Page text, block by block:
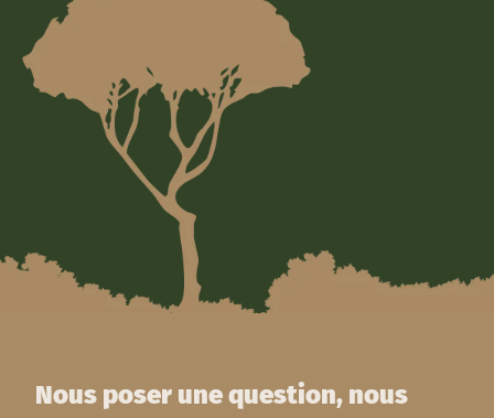
Nous poser une question, nous